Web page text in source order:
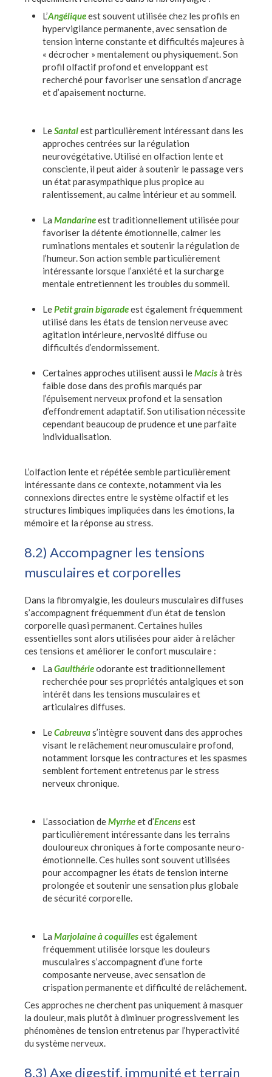
L’Angéliqueest souvent utilisée chez les profils en
hypervigilance permanente, avec sensation de
tension interne constante et difficultés majeures à
« décrocher » mentalement ou physiquement. Son
profil olfactif profond et enveloppant est
recherché pour favoriser une sensation d’ancrage
et d’apaisement nocturne.
LeSantalest particulièrement intéressant dans les
approches centrées sur la régulation
neurovégétative. Utilisé en olfaction lente et
consciente, il peut aider à soutenir le passage vers
un état parasympathique plus propice au
ralentissement, au calme intérieur et au sommeil.
La Mandarineest traditionnellement utilisée pour
favoriser la détente émotionnelle, calmer les
ruminations mentales et soutenir la régulation de
l’humeur. Son action semble particulièrement
intéressante lorsque l’anxiété et la surcharge
mentale entretiennent les troubles du sommeil.
LePetit grain bigaradeest également fréquemment
utilisé dans les états de tension nerveuse avec
agitation intérieure, nervosité diffuse ou
difficultés d’endormissement.
Certaines approches utilisent aussi leMacisà très
faible dose dans des profils marqués par
l’épuisement nerveux profond et la sensation
d’effondrement adaptatif. Son utilisation nécessite
cependant beaucoup de prudence et une parfaite
individualisation.
L’olfaction lente et répétée semble particulièrement
intéressante dans ce contexte, notamment via les
connexions directes entre le système olfactif et les
structures limbiques impliquées dans les émotions, la
mémoire et la réponse au stress.
8.2) Accompagner les tensions
musculaires et corporelles
Dans la fibromyalgie, les douleurs musculaires diffuses
s’accompagnent fréquemment d’un état de tension
corporelle quasi permanent. Certaines huiles
essentielles sont alors utilisées pour aider à relâcher
ces tensions et améliorer le confort musculaire :
La Gaulthérieodorante est traditionnellement
recherchée pour ses propriétés antalgiques et son
intérêt dans les tensions musculaires et
articulaires diffuses.
LeCabreuvas’intègre souvent dans des approches
visant le relâchement neuromusculaire profond,
notamment lorsque les contractures et les spasmes
semblent fortement entretenus par le stress
nerveux chronique.
L’association deMyrrheet d’Encensest
particulièrement intéressante dans les terrains
douloureux chroniques à forte composante neuro-
émotionnelle. Ces huiles sont souvent utilisées
pour accompagner les états de tension interne
prolongée et soutenir une sensation plus globale
de sécurité corporelle.
La Marjolaine à coquillesest également
fréquemment utilisée lorsque les douleurs
musculaires s’accompagnent d’une forte
composante nerveuse, avec sensation de
crispation permanente et difficulté de relâchement.
Ces approches ne cherchent pas uniquement à masquer
la douleur, mais plutôt à diminuer progressivement les
phénomènes de tension entretenus par l’hyperactivité
du système nerveux.
8.3) Axe digestif, immunité et terrain